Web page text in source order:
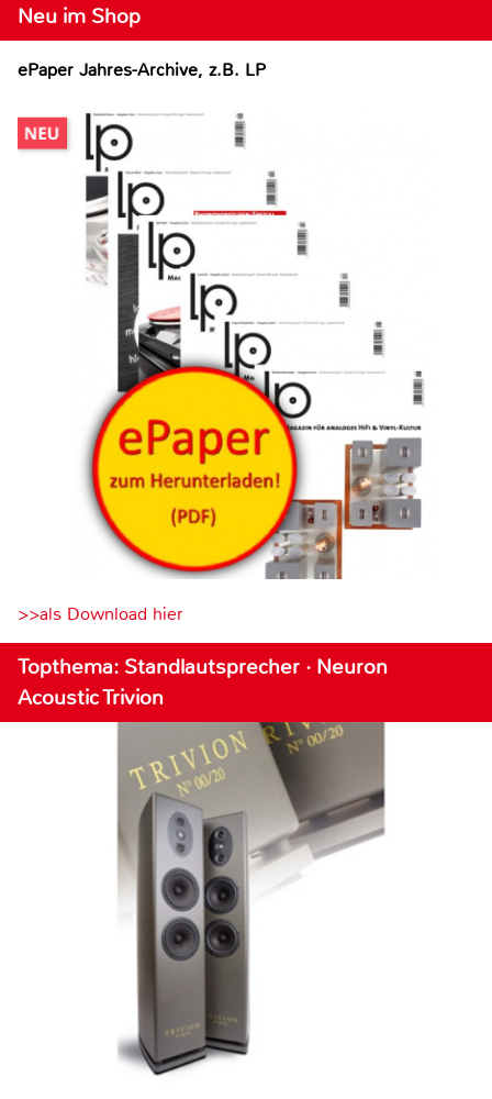
Neu im Shop
ePaper Jahres-Archive, z.B. LP
>>als Download hier
Topthema: Standlautsprecher · Neuron
Acoustic Trivion